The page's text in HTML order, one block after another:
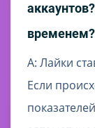
временем?
A: Лайки
Если